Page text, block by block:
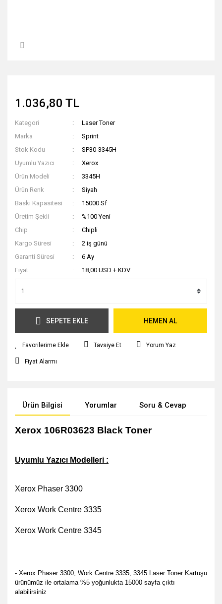
1.036,80 TL
Kategori
Laser Toner
Marka
Sprint
Stok Kodu
SP30-3345H
Uyumlu Yazıcı
Xerox
Ürün Modeli
3345H
Ürün Renk
Siyah
Baskı Kapasitesi
15000 Sf
Üretim Şekli
%100 Yeni
Chip
Chipli
Kargo Süresi
2 iş günü
Garanti Süresi
6 Ay
Fiyat
18,00 USD + KDV
SEPETE EKLE HEMEN AL
Tavsiye Et Yorum Yaz
Fiyat Alarmı
Ürün Bilgisi Yorumlar Soru & Cevap
Xerox 106R03623 Black Toner
Uyumlu Yazıcı Modelleri :
Xerox Phaser 3300
Xerox Work Centre 3335
Xerox Work Centre 3345
- Xerox Phaser 3300, Work Centre 3335, 3345 Laser Toner Kartuşu
ürünümüz ile ortalama %5 yoğunlukta 15000 sayfa çıktı
alabilirsiniz